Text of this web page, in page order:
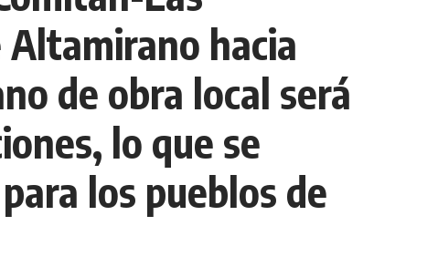
hacia
de obra local será
lo que se
los pueblos de